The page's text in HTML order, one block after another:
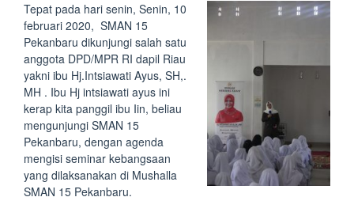
Tepat pada hari senin, Senin, 10
februari 2020, SMAN 15
Pekanbaru dikunjungi salah satu
anggota DPD/MPR RI dapil Riau
yakni ibu Hj.Intsiawati Ayus, SH,.
MH . Ibu Hj intsiawati ayus ini
kerap kita panggil ibu Iin, beliau
mengunjungi SMAN 15
Pekanbaru, dengan agenda
mengisi seminar kebangsaan
yang dilaksanakan di Mushalla
SMAN 15 Pekanbaru.